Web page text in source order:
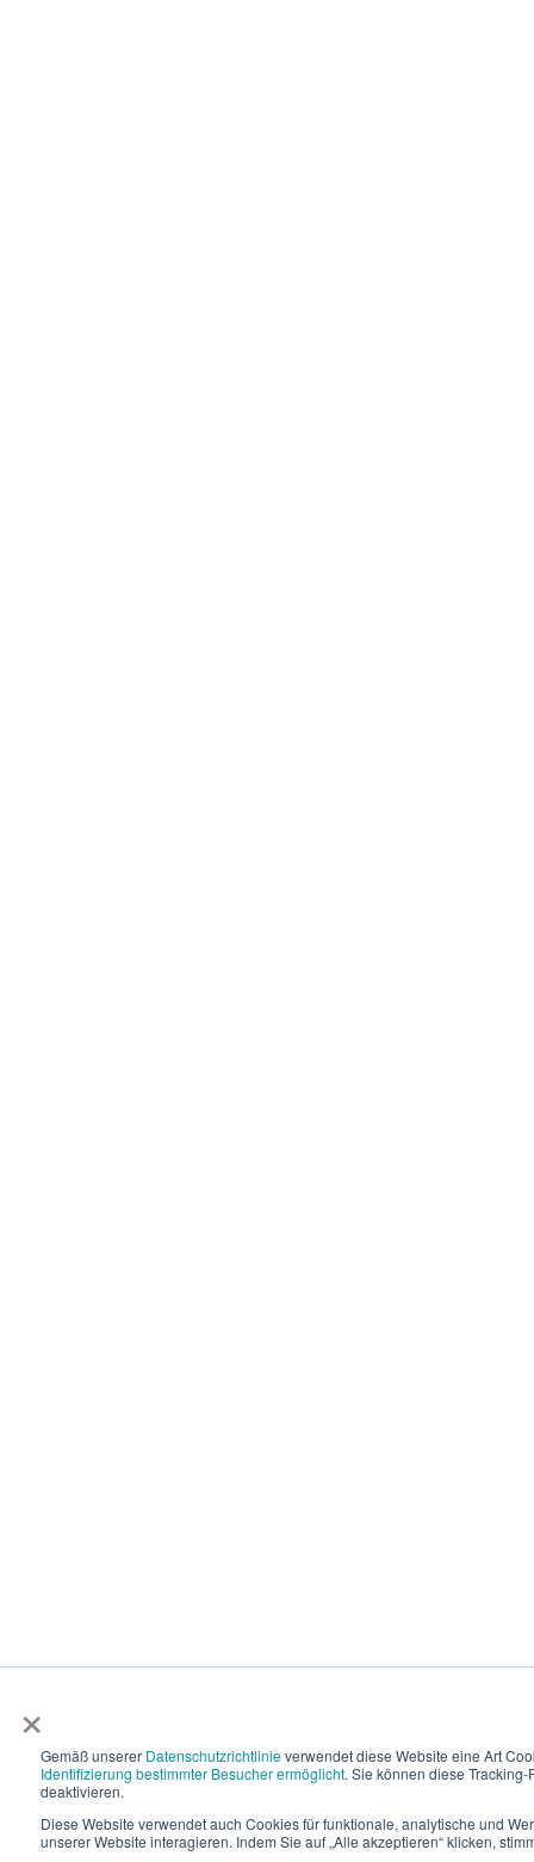
×
Gemäß unserer Datenschutzrichtlinieverwendet diese Website eine Art
Identifizierung bestimmter Besucher ermöglicht. Sie können diese
deaktivieren.
Diese Website verwendet auch Cookies für funktionale, analytische und
unserer Website interagieren. Indem Sie auf „Alle akzeptieren“ klicken,